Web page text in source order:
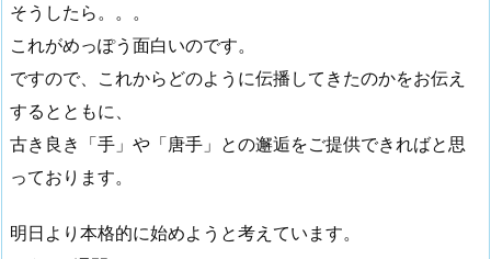
そうしたら。。。
これがめっぽう面白いのです。
ですので、これからどのように伝播してきたのかをお伝え
するとともに、
古き良き「手」や「唐手」との邂逅をご提供できればと思
っております。
明日より本格的に始めようと考えています。